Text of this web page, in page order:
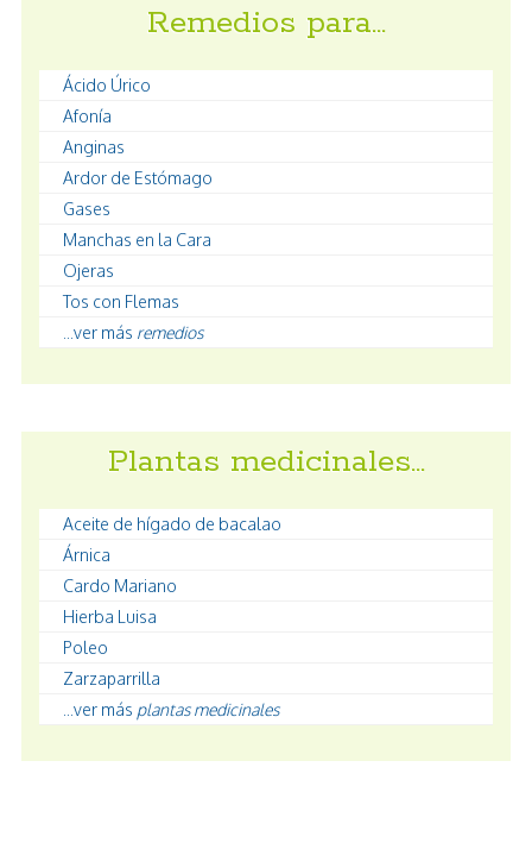
Remedios para…
Ácido Úrico
Afonía
Anginas
Ardor de Estómago
Gases
Manchas en la Cara
Ojeras
Tos con Flemas
...ver más remedios
Plantas medicinales…
Aceite de hígado de bacalao
Árnica
Cardo Mariano
Hierba Luisa
Poleo
Zarzaparrilla
...ver más plantas medicinales